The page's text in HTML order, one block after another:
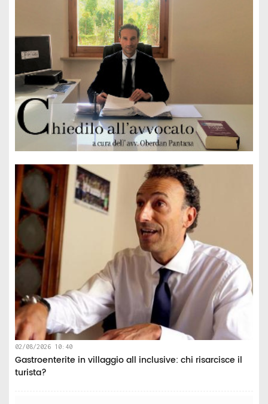
02/08/2026 10:40
Gastroenterite in villaggio all inclusive: chi risarcisce il
turista?